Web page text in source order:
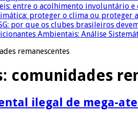
entre o acolhimento involuntário
proteger o clima ou proteger
por que os clubes brasileiros
Ambientais: Análise
remanescentes
comunidades
ilegal de mega-